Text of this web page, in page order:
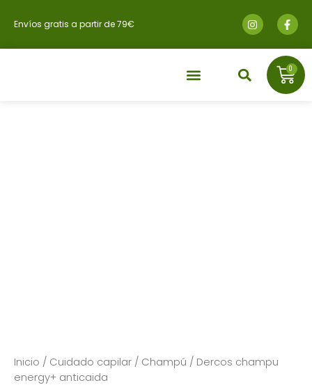
Envíos gratis a partir de 79€
0
Inicio / Cuidado capilar / Champú / Dercos champu
energy+ anticaida